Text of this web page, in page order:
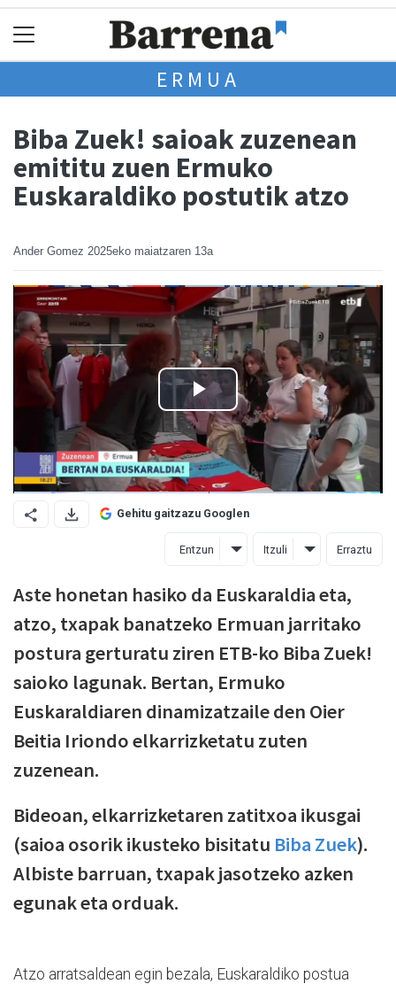
ERMUA
Biba Zuek! saioak zuzenean
emititu zuen Ermuko
Euskaraldiko postutik atzo
Ander Gomez 2025eko maiatzaren 13a
Gehitu gaitzazu Googlen
Entzun Itzuli Erraztu
Aste honetan hasiko da Euskaraldia eta,
atzo, txapak banatzeko Ermuan jarritako
postura gerturatu ziren ETB-ko Biba Zuek!
saioko lagunak. Bertan, Ermuko
Euskaraldiaren dinamizatzaile den Oier
Beitia Iriondo elkarrizketatu zuten
zuzenean.
Bideoan, elkarrizketaren zatitxoa ikusgai
(saioa osorik ikusteko bisitatu Biba Zuek).
Albiste barruan, txapak jasotzeko azken
egunak eta orduak.
Atzo arratsaldean egin bezala, Euskaraldiko postua